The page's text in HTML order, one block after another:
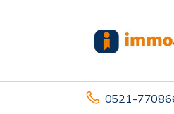
0521-